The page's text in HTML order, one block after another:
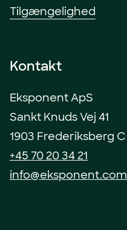
Tilgængelighed
Kontakt
Eksponent ApS
Sankt Knuds Vej 41
1903 Frederiksberg C
+45 70 20 34 21
info@eksponent.com